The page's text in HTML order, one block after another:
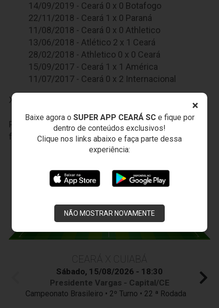
×
Baixe agora o SUPER APP CEARÁ SCe fique por
dentro de conteúdos exclusivos!
Clique nos links abaixo e faça parte dessa
experiência:
NÃO MOSTRAR NOVAMENTE
14/09/2019 - Ceará 0 x 0 Botafogo
22/11/2018 - Ceará 1 x 0 Paraná
11/08/2018 - Ceará 0 x 0 Athletico
13/06/2018 - Atlético 2 x 1 Ceará
28/02/2018 - Athletico 0 x 0 Ceará
15/09/2017 - Ceará 1 x 1 América
11/07/2017 - Ceará 0 x 2 Internacional
X
Participe das nossas promoções, clique AQUI
faça seu cadastro.
JOGOS DOVOZÃO
CEARÁ X CUIABÁ
Sábado, 15/08/2026 - 18:30
Presidente Vargas - Capital/CE
Campeonato Brasileiro • 2º Turno • 22 ª Rodada